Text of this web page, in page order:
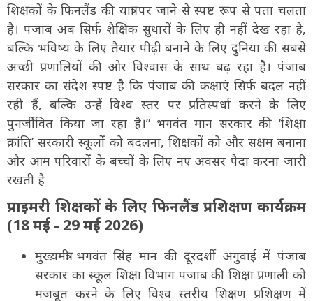
शिक्षकों के फिनलैंड की यात्रा पर जाने से स्पष्ट रूप से पता चलता
है। पंजाब अब सिर्फ शैक्षिक सुधारों के लिए ही नहीं देख रहा है,
बल्कि भविष्य के लिए तैयार पीढ़ी बनाने के लिए दुनिया की सबसे
अच्छी प्रणालियों की ओर विश्वास के साथ बढ़ रहा है। पंजाब
सरकार का संदेश स्पष्ट है कि पंजाब की कक्षाएं सिर्फ बदल नहीं
रही हैं, बल्कि उन्हें विश्व स्तर पर प्रतिस्पर्धा करने के लिए
पुनर्जीवित किया जा रहा है।” भगवंत मान सरकार की ‘शिक्षा
क्रांति’ सरकारी स्कूलों को बदलना, शिक्षकों को और सक्षम बनाना
और आम परिवारों के बच्चों के लिए नए अवसर पैदा करना जारी
रखती है
प्राइमरी शिक्षकों के लिए फिनलैंड प्रशिक्षण कार्यक्रम
(18 मई - 29 मई 2026)
मुख्यमंत्री भगवंत सिंह मान की दूरदर्शी अगुवाई में पंजाब
सरकार का स्कूल शिक्षा विभाग पंजाब की शिक्षा प्रणाली को
मजबूत करने के लिए विश्व स्तरीय शिक्षण प्रशिक्षण में